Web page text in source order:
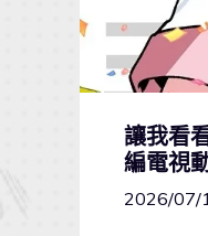
讓我看
編電視
2026/07/